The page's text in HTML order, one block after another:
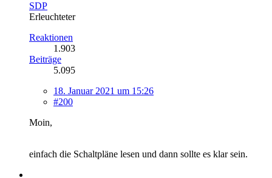
SDP
Erleuchteter
Reaktionen
1.903
Beiträge
5.095
18. Januar 2021 um 15:26
#200
Moin,
einfach die Schaltpläne lesen und dann sollte es klar sein.